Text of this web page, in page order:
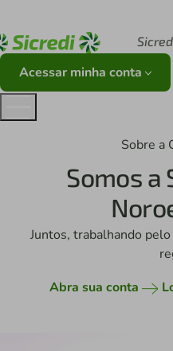
Acessar minha conta
Sobre a
Somos a
Juntos, trabalhando
Abra sua conta